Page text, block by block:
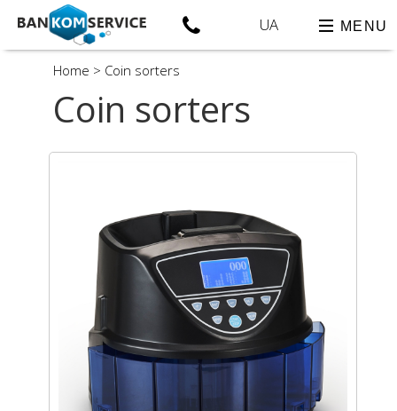
UA MENU
Home > Coin sorters
Coin sorters